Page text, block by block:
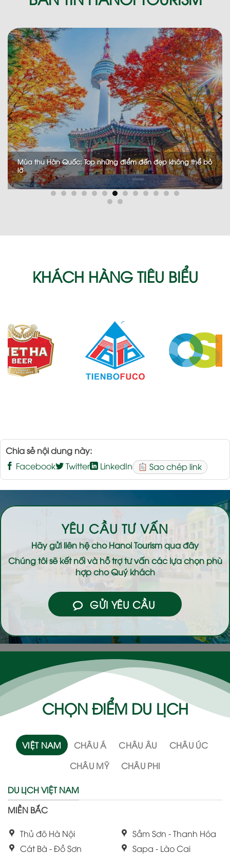
Thượng Hải Về Đêm: Hành Trình Khám Phá “Kinh Đô Ánh
Sáng” Sầm Uất Bậc Nhất
KHÁCH HÀNG TIÊU BIỂU
Chia sẻ nội dung này:
Facebook
Twitter LinkedIn Sao chép link
YÊU CẦU TƯ VẤN
Hãy gửi liên hệ choHanoi Tourismqua đây
Chúng tôi sẽ kết nối và hỗ trợ tư vấn các lựa chọn phù
hợp cho Quý khách
GỬI YÊU CẦU
CHỌN ĐIỂM DU LỊCH
VIỆT NAM CHÂU Á CHÂU ÂU
CHÂU ÚC
CHÂU MỸ
CHÂU PHI
DU LỊCH VIỆT NAM
MIỀN BẮC
Thủ đô Hà Nội
Cát Bà - Đồ Sơn
Sầm Sơn - Thanh Hóa
Sapa - Lào Cai